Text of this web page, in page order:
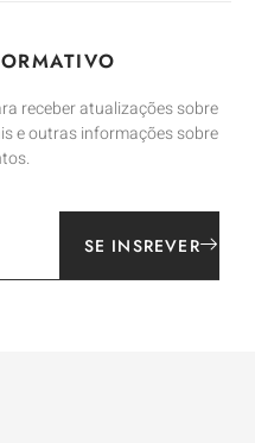
receber atualizações sobre
e outras informações sobre
SE INSREVER